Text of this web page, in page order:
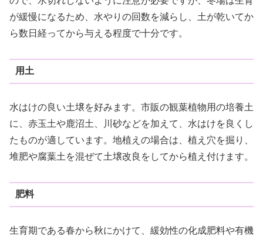
が緩慢になるため、水やりの回数を減らし、土が乾いてか
ら数日経ってから与える程度で十分です。
用土
水はけの良い土壌を好みます。市販の観葉植物用の培養土
に、赤玉土や鹿沼土、川砂などを加えて、水はけを良くし
たものが適しています。地植えの場合は、植え穴を掘り、
堆肥や腐葉土を混ぜて土壌改良をしてから植え付けます。
肥料
生育期である春から秋にかけて、緩効性の化成肥料や有機